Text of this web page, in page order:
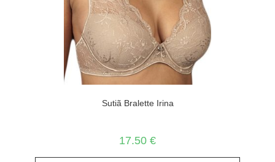
Sutiã Bralette Irina
17.50 €